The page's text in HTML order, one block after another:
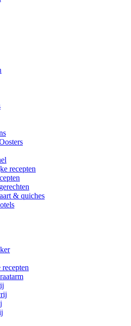
recepten
& quiches